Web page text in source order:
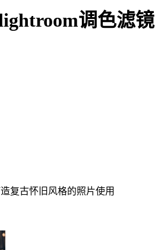
调色滤镜
复古怀旧风格的照片使用